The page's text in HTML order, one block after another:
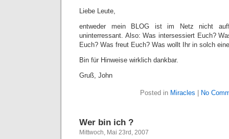
Liebe Leute,
entweder mein BLOG ist im Netz nicht
uninterressant. Also: Was intersessiert Euch?
Euch? Was freut Euch? Was wollt Ihr in solch
Bin für Hinweise wirklich dankbar.
Gruß, John
Posted in Miracles No
Wer bin ich ?
Mittwoch, Mai 23rd, 2007